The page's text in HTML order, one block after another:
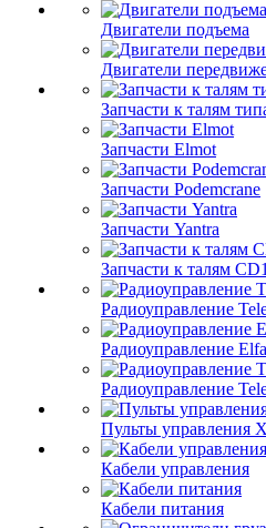
Двигатели подъема
Двигатели
Запчасти к талям
Запчасти Elmot
Запчасти Podemcrane
Запчасти Yantra
Запчасти к талям CD1
Радиоуправление
Радиоуправление
Радиоуправление
Пульты управления
Кабели управления
Кабели питания